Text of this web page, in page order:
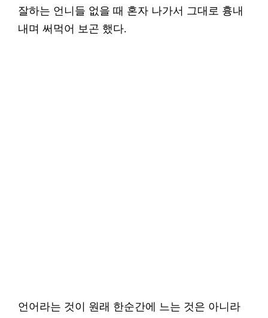
잘하는 언니들 없을 때 혼자 나가서 그대로 흉내
내며 써먹어 보곤 했다.
언어라는 것이 원래 한순간에 느는 것은 아니라